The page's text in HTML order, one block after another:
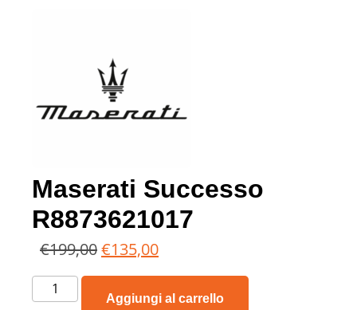
Maserati Successo
R8873621017
€199,00€135,00
Aggiungi al carrello